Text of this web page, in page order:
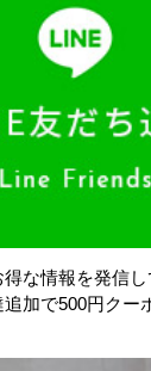
な情報を発信
追加で500円クー